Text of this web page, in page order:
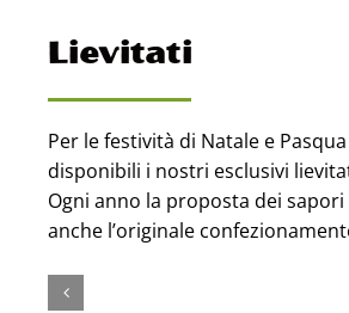
Lievitati
Per le festività di Natale e
disponibili i nostri esclusivi
Ogni anno la proposta dei
anche l’originale